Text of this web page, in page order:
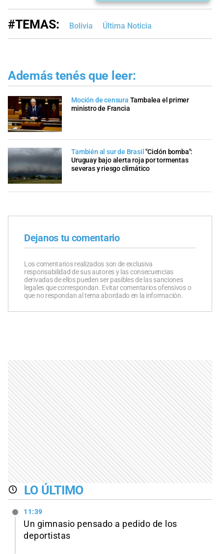
#TEMAS: Bolivia Última Noticia
Además tenés que leer:
Moción de censura Tambalea el primer
ministro de Francia
También al sur de Brasil "Ciclón bomba":
Uruguay bajo alerta roja por tormentas
severas y riesgo climático
Dejanos tu comentario
Los comentarios realizados son de exclusiva
responsabilidad de sus autores y las consecuencias
derivadas de ellos pueden ser pasibles de las sanciones
legales que correspondan. Evitar comentarios ofensivos o
que no respondan al tema abordado en la información.
LO ÚLTIMO
11:39
Un gimnasio pensado a pedido de los
deportistas